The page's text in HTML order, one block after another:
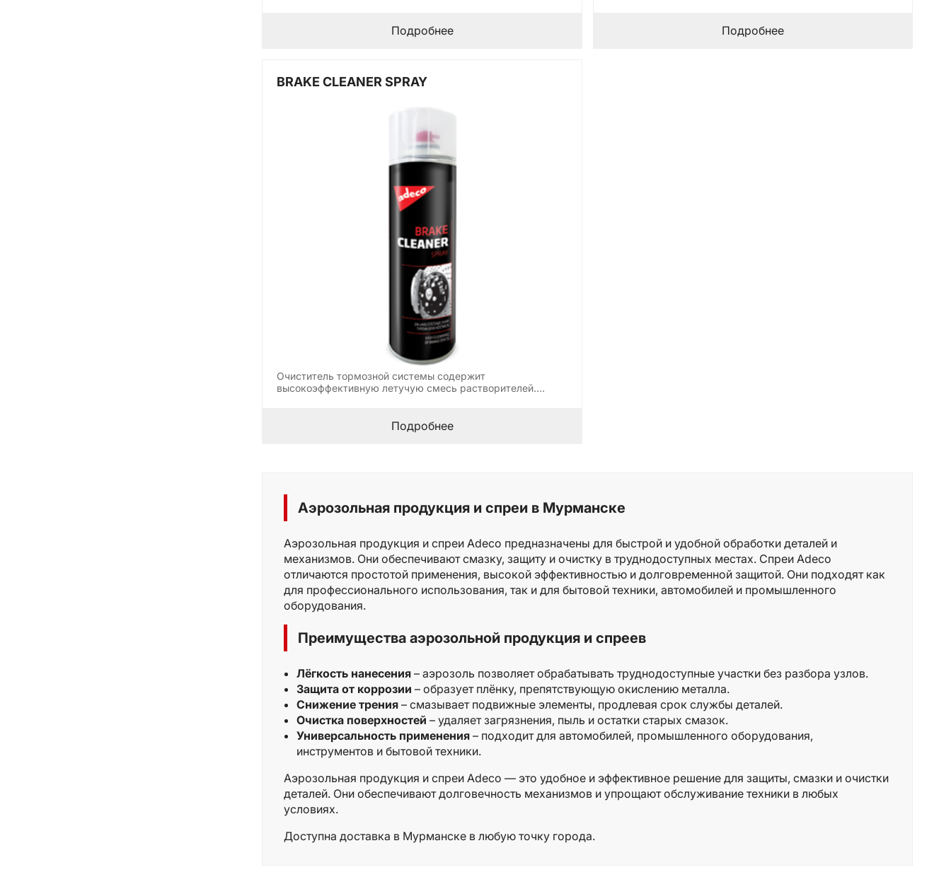
Подробнее Подробнее
BRAKE CLEANER SPRAY
Очиститель тормозной системы содержит
высокоэффективную летучую смесь растворителей.
Подробнее
Аэрозольная продукция и спреи в Мурманске
Аэрозольная продукция и спреи Adeco предназначены для быстрой и удобной обработки деталей и
механизмов. Они обеспечивают смазку, защиту и очистку в труднодоступных местах. Спреи Adeco
отличаются простотой применения, высокой эффективностью и долговременной защитой. Они подходят как
для профессионального использования, так и для бытовой техники, автомобилей и промышленного
оборудования.
Преимущества аэрозольной продукция и спреев
Лёгкость нанесения – аэрозоль позволяет обрабатывать труднодоступные участки без разбора узлов.
Защита от коррозии – образует плёнку, препятствующую окислению металла.
Снижение трения – смазывает подвижные элементы, продлевая срок службы деталей.
Очистка поверхностей – удаляет загрязнения, пыль и остатки старых смазок.
Универсальность применения – подходит для автомобилей, промышленного оборудования,
инструментов и бытовой техники.
Аэрозольная продукция и спреи Adeco — это удобное и эффективное решение для защиты, смазки и очистки
деталей. Они обеспечивают долговечность механизмов и упрощают обслуживание техники в любых
условиях.
Доступна доставка в Мурманске в любую точку города.